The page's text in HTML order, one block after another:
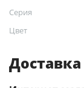
Серия
Цвет